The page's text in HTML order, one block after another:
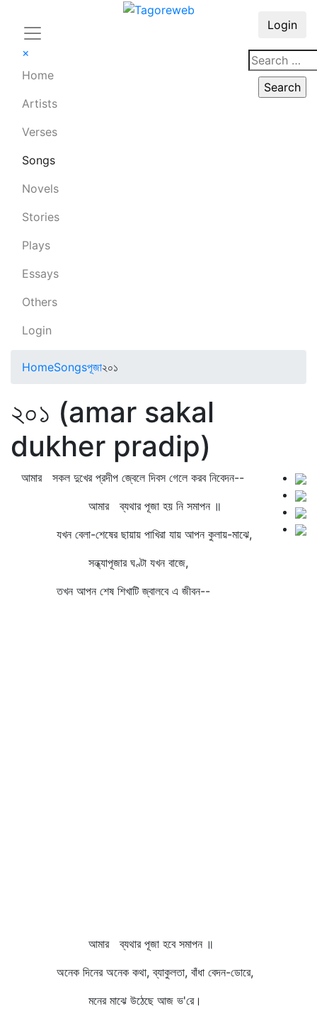
×
Home
Artists
Verses
Songs
Novels
Stories
Plays
Essays
Others
Login
Login
HomeSongsপূজা২০১
২০১ (amar sakal
dukher pradip)
আমার সকল দুখের প্রদীপ জ্বেলে দিবস গেলে করব নিবেদন--
আমার ব্যথার পূজা হয় নি সমাপন ॥
যখন বেলা-শেষের ছায়ায় পাখিরা যায় আপন কুলায়-মাঝে,
সন্ধ্যাপূজার ঘণ্টা যখন বাজে,
তখন আপন শেষ শিখাটি জ্বালবে এ জীবন--
আমার ব্যথার পূজা হবে সমাপন ॥
অনেক দিনের অনেক কথা, ব্যাকুলতা, বাঁধা বেদন-ডোরে,
মনের মাঝে উঠেছে আজ ভ'রে।